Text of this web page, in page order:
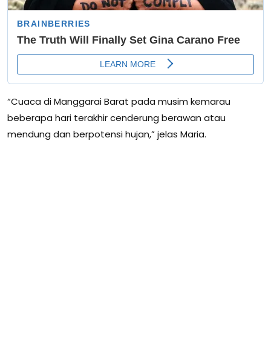
“Cuaca di Manggarai Barat pada musim kemarau
beberapa hari terakhir cenderung berawan atau
mendung dan berpotensi hujan,” jelas Maria.